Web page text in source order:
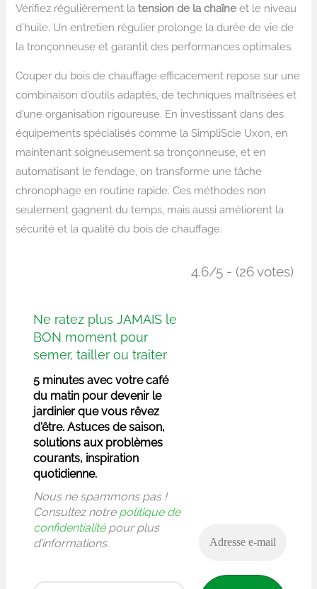
Vérifiez régulièrement latension de la chaîne et le niveau
d’huile. Un entretien régulier prolonge la durée de vie de
la tronçonneuse et garantit des performances optimales.
Couper du bois de chauffage efficacement repose sur une
combinaison d’outils adaptés, de techniques maîtrisées et
d’une organisation rigoureuse. En investissant dans des
équipements spécialisés comme la SimpliScie Uxon, en
maintenant soigneusement sa tronçonneuse, et en
automatisant le fendage, on transforme une tâche
chronophage en routine rapide. Ces méthodes non
seulement gagnent du temps, mais aussi améliorent la
sécurité et la qualité du bois de chauffage.
4.6/5 - (26 votes)
Ne ratez plus JAMAIS le
BON moment pour
semer, tailler ou traiter
5 minutes avec votre café
du matin pour devenir le
jardinier que vous rêvez
d'être. Astuces de saison,
solutions aux problèmes
courants, inspiration
quotidienne.
Nous ne spammons pas !
Consultez notre politique de
confidentialitépour plus
d’informations.